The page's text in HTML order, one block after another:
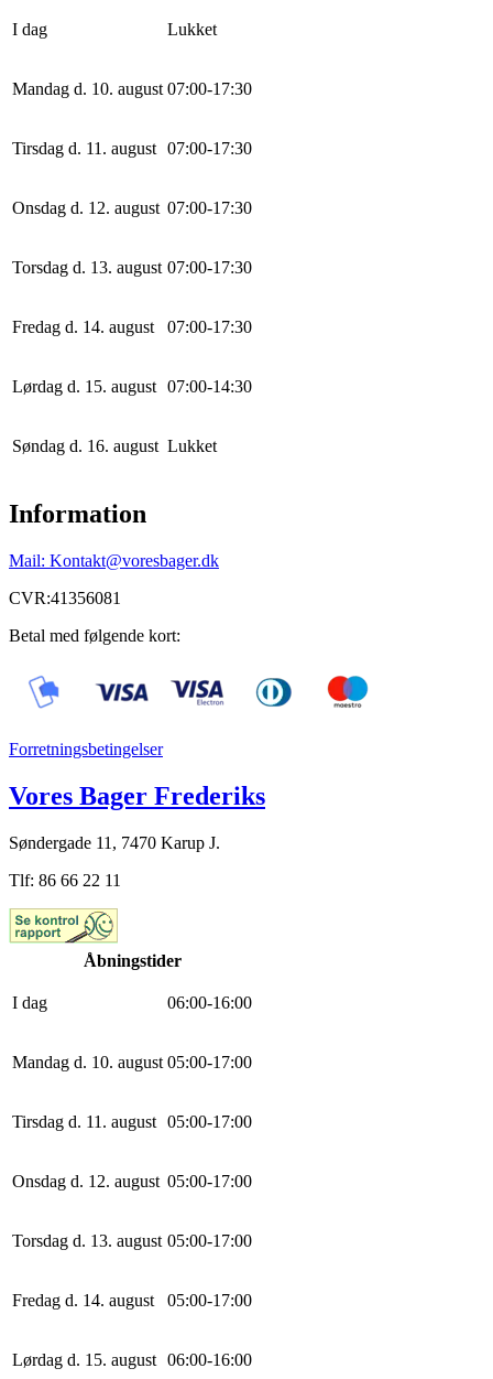
I dag Lukket
Mandag d. 10. august 07:00-17:30
Tirsdag d. 11. august 07:00-17:30
Onsdag d. 12. august 07:00-17:30
Torsdag d. 13. august 07:00-17:30
Fredag d. 14. august 07:00-17:30
Lørdag d. 15. august 07:00-14:30
Søndag d. 16. august Lukket
Information
Mail: Kontakt@voresbager.dk
CVR:41356081
Betal med følgende kort:
Forretningsbetingelser
Vores Bager Frederiks
Søndergade 11, 7470 Karup J.
Tlf: 86 66 22 11
Åbningstider
I dag 06:00-16:00
Mandag d. 10. august 05:00-17:00
Tirsdag d. 11. august 05:00-17:00
Onsdag d. 12. august 05:00-17:00
Torsdag d. 13. august 05:00-17:00
Fredag d. 14. august 05:00-17:00
Lørdag d. 15. august 06:00-16:00